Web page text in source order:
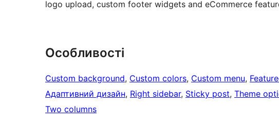
logo upload, custom footer widgets and eCommerce
Особливості
Custom background, Custom colors, Custom menu,
Адаптивний дизайн, Right sidebar, Sticky post, Theme
Two columns